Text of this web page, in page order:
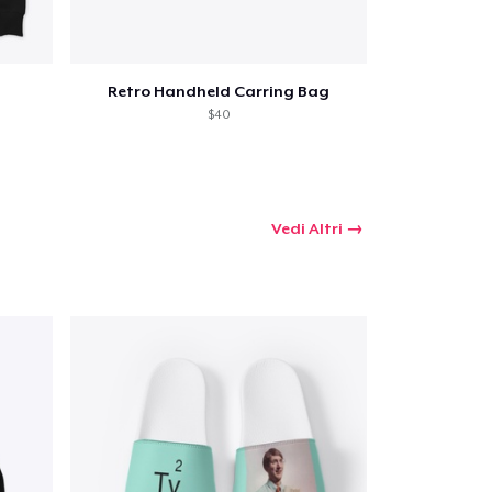
Retro Handheld Carring Bag
$40
Vedi Altri